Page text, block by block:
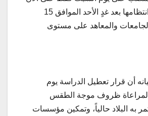
وأن الدراسة يبدأ انتظامها بعد غدٍ الأحد الموافق 15
والمعاهد على مستوى
أن قرار تعطيل الدراسة يوم
ظروف موجة الطقس
به البلاد حالياً، وتمكين مؤسسات